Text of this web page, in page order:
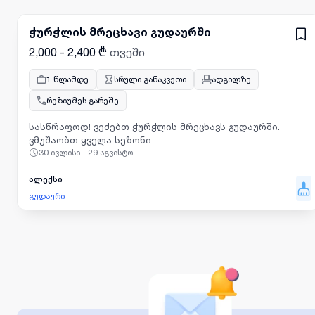
ჭურჭლის მრეცხავი გუდაურში
2,000 - 2,400 ₾ თვეში
1 წლამდე სრული განაკვეთი
ადგილზე
რეზიუმეს გარეშე
სასწრაფოდ! ვეძებთ ჭურჭლის მრეცხავს გუდაურში.
ვმუშაობთ ყველა სეზონი.
30 ივლისი - 29 აგვისტო
ალექსი
გუდაური